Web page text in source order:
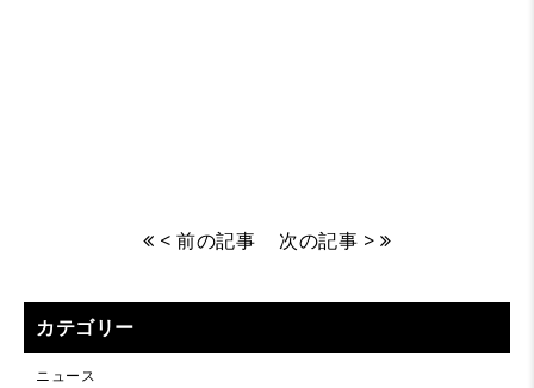
< 前の記事 次の記事 >
カテゴリー
ニュース